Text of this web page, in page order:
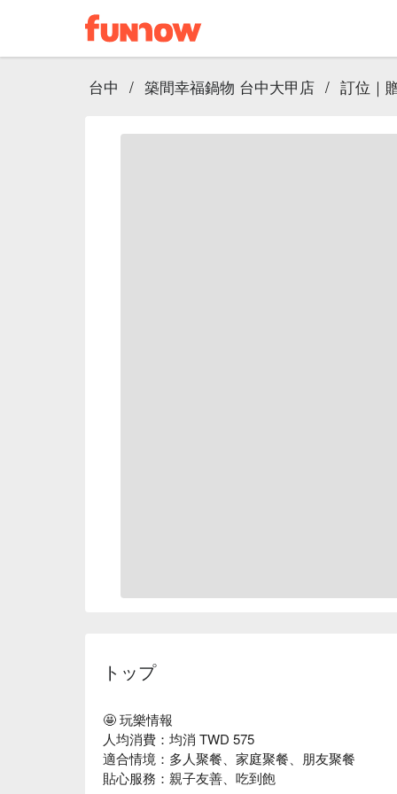
台中 / 築間幸福鍋物 台中大甲店 / 訂位｜
トップ
🤩 玩樂情報
人均消費：均消 TWD 575
適合情境：多人聚餐、家庭聚餐、朋友聚餐
貼心服務：親子友善、吃到飽